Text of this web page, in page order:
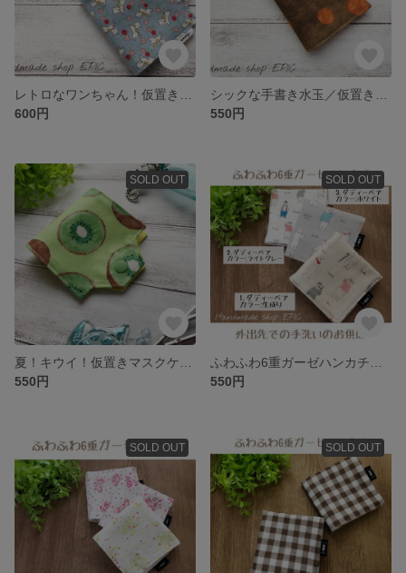
600円
550円
SOLD OUT
550円
SOLD OUT
550円
SOLD OUT SOLD OUT